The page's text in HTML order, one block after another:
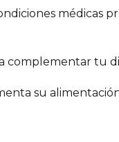
médicas
complementar tu
su